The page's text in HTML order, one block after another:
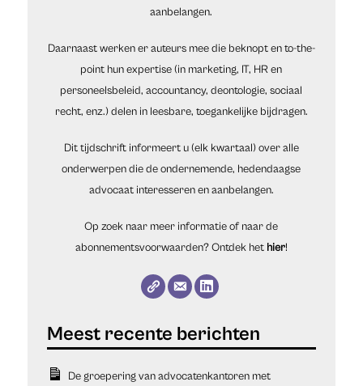
aanbelangen.
Daarnaast werken er auteurs mee die beknopt en to-the-
point hun expertise (in marketing, IT, HR en
personeelsbeleid, accountancy, deontologie, sociaal
recht, enz.) delen in leesbare, toegankelijke bijdragen.
Dit tijdschrift informeert u (elk kwartaal) over alle
onderwerpen die de ondernemende, hedendaagse
advocaat interesseren en aanbelangen.
Op zoek naar meer informatie of naar de
abonnementsvoorwaarden? Ontdek het hier!
De groepering van advocatenkantoren met